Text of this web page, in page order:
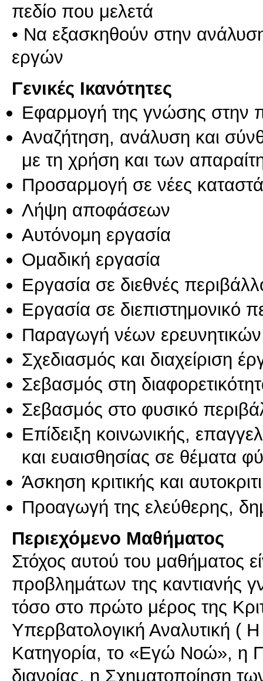
πεδίο που μελετά
• Να εξασκηθούν στην
εργών
Γενικές Ικανότητες
Εφαρμογή της γνώσης στην
Αναζήτηση, ανάλυση και
με τη χρήση και των
Προσαρμογή σε νέες
Λήψη αποφάσεων
Αυτόνομη εργασία
Ομαδική εργασία
Εργασία σε διεθνές
Εργασία σε διεπιστημονικό
Παραγωγή νέων
Σχεδιασμός και διαχείριση
Σεβασμός στη
Σεβασμός στο φυσικό
Επίδειξη κοινωνικής,
και ευαισθησίας σε θέματα
Άσκηση κριτικής και
Προαγωγή της ελεύθερης,
Περιεχόμενο Μαθήματος
Στόχος αυτού του μαθήματος
προβλημάτων της καντιανής
τόσο στο πρώτο μέρος της
Υπερβατολογική Αναλυτική (
Κατηγορία, το «Εγώ Νοώ», η
διανοίας, η Σχηματοποίηση